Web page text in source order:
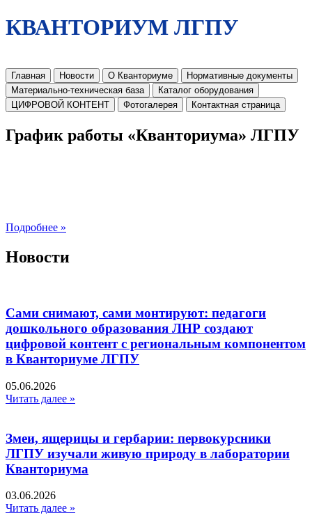
КВАНТОРИУМ ЛГПУ
Главная Новости О Кванториуме
Нормативные документы
Материально-техническая база
Каталог оборудования
ЦИФРОВОЙ КОНТЕНТ
Фотогалерея Контактная страница
График работы «Кванториума» ЛГПУ
Подробнее »
Новости
Сами снимают, сами монтируют: педагоги
дошкольного образования ЛНР создают
цифровой контент с региональным компонентом
в Кванториуме ЛГПУ​
05.06.2026
Читать далее »
Змеи, ящерицы и гербарии: первокурсники
ЛГПУ изучали живую природу в лаборатории
Кванториума
03.06.2026
Читать далее »